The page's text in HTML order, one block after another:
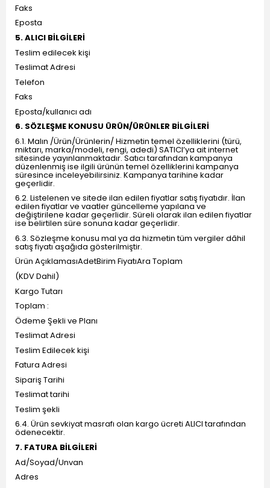
Faks
Eposta
5. ALICI BİLGİLERİ
Teslim edilecek kişi
Teslimat Adresi
Telefon
Faks
Eposta/kullanıcı adı
6. SÖZLEŞME KONUSU ÜRÜN/ÜRÜNLER BİLGİLERİ
6.1. Malın /Ürün/Ürünlerin/ Hizmetin temel özelliklerini (türü,
miktarı, marka/modeli, rengi, adedi) SATICI’ya ait internet
sitesinde yayınlanmaktadır. Satıcı tarafından kampanya
düzenlenmiş ise ilgili ürünün temel özelliklerini kampanya
süresince inceleyebilirsiniz. Kampanya tarihine kadar
geçerlidir.
6.2. Listelenen ve sitede ilan edilen fiyatlar satış fiyatıdır. İlan
edilen fiyatlar ve vaatler güncelleme yapılana ve
değiştirilene kadar geçerlidir. Süreli olarak ilan edilen fiyatlar
ise belirtilen süre sonuna kadar geçerlidir.
6.3. Sözleşme konusu mal ya da hizmetin tüm vergiler dâhil
satış fiyatı aşağıda gösterilmiştir.
Ürün AçıklamasıAdetBirim FiyatıAra Toplam
(KDV Dahil)
Kargo Tutarı
Toplam :
Ödeme Şekli ve Planı
Teslimat Adresi
Teslim Edilecek kişi
Fatura Adresi
Sipariş Tarihi
Teslimat tarihi
Teslim şekli
6.4. Ürün sevkiyat masrafı olan kargo ücreti ALICI tarafından
ödenecektir.
7. FATURA BİLGİLERİ
Ad/Soyad/Unvan
Adres